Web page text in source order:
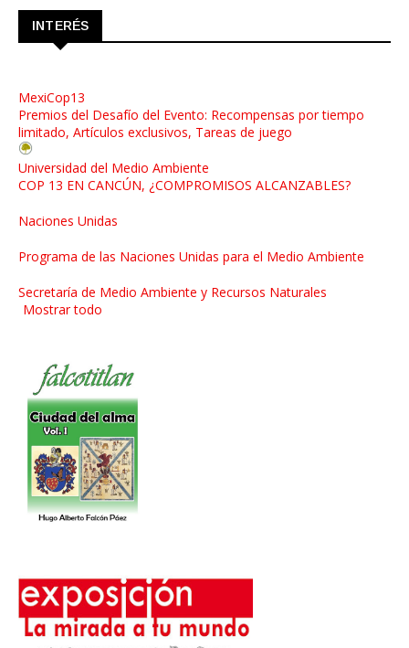
INTERÉS
MexiCop13
Premios del Desafío del Evento: Recompensas por tiempo
limitado, Artículos exclusivos, Tareas de juego
Universidad del Medio Ambiente
COP 13 EN CANCÚN, ¿COMPROMISOS ALCANZABLES?
Naciones Unidas
Programa de las Naciones Unidas para el Medio Ambiente
Secretaría de Medio Ambiente y Recursos Naturales
Mostrar todo